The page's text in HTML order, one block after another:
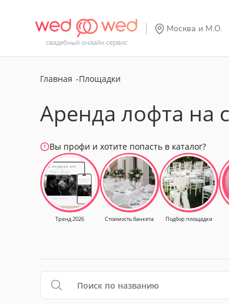
Москва и М.О.
Главная Площадки
Аренда лофта на
Вы профи и хотите попасть в каталог?
Тренд 2026 Стоимость банкета Подбор площадки